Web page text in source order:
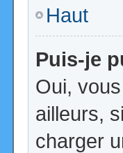
Haut
Puis-je
Oui,
ailleurs,
charger